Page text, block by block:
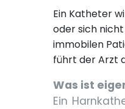
Ein Katheter
oder sich
immobilen
führt der Arzt
Was ist
Ein